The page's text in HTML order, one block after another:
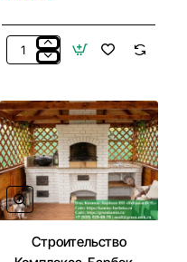
Ступень
Бытовкам,
Хозблокам
На
Сваях
Строительство